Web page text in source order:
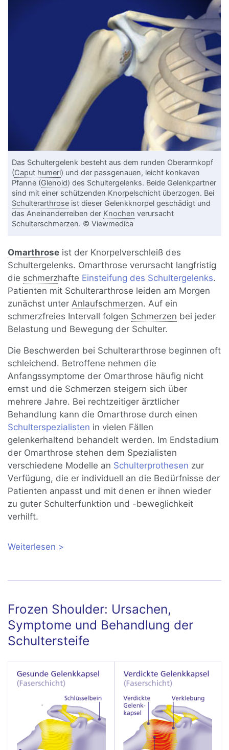
Das Schultergelenk besteht aus dem runden Oberarmkopf
(Caput humeri) und der passgenauen, leicht konkaven
Pfanne (Glenoid) des Schultergelenks. Beide Gelenkpartner
sind mit einer schützenden Knorpelschicht überzogen. Bei
Schulterarthrose ist dieser Gelenkknorpel geschädigt und
das Aneinanderreiben der Knochen verursacht
Schulterschmerzen. © Viewmedica
Omarthrose ist der Knorpelverschleiß des
Schultergelenks. Omarthrose verursacht langfristig
die schmerzhafte Einsteifung des Schultergelenks.
Patienten mit Schulterarthrose leiden am Morgen
zunächst unter Anlaufschmerzen. Auf ein
schmerzfreies Intervall folgen Schmerzen bei jeder
Belastung und Bewegung der Schulter.
Die Beschwerden bei Schulterarthrose beginnen oft
schleichend. Betroffene nehmen die
Anfangssymptome der Omarthrose häufig nicht
ernst und die Schmerzen steigern sich über
mehrere Jahre. Bei rechtzeitiger ärztlicher
Behandlung kann die Omarthrose durch einen
Schulterspezialisten in vielen Fällen
gelenkerhaltend behandelt werden. Im Endstadium
der Omarthrose stehen dem Spezialisten
verschiedene Modelle an Schulterprothesen zur
Verfügung, die er individuell an die Bedürfnisse der
Patienten anpasst und mit denen er ihnen wieder
zu guter Schulterfunktion und -beweglichkeit
verhilft.
Weiterlesen über Omarthrose: Gelenkerhaltende
Frozen Shoulder: Ursachen,
Symptome und Behandlung der
Schultersteife